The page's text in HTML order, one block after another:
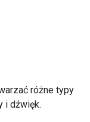
różne typy
i dźwięk.